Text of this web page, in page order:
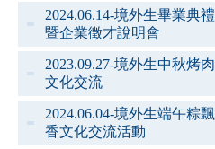
2024.06.14-境外生畢業典禮
暨企業徵才說明會
2023.09.27-境外生中秋烤肉
文化交流
2024.06.04-境外生端午粽飄
香文化交流活動